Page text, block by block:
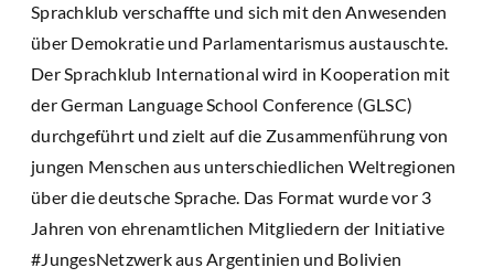
Sprachklub verschaffte und sich mit den Anwesenden
über Demokratie und Parlamentarismus austauschte.
Der Sprachklub International wird in Kooperation mit
der German Language School Conference (GLSC)
durchgeführt und zielt auf die Zusammenführung von
jungen Menschen aus unterschiedlichen Weltregionen
über die deutsche Sprache. Das Format wurde vor 3
Jahren von ehrenamtlichen Mitgliedern der Initiative
#JungesNetzwerk aus Argentinien und Bolivien